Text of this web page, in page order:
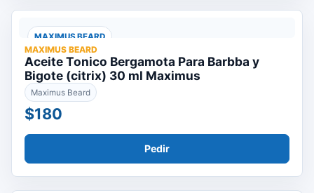
MAXIMUS BEARD
MAXIMUS BEARD
Aceite Tonico Bergamota Para Barbba y
Bigote (citrix) 30 ml Maximus
Maximus Beard
$180
Pedir